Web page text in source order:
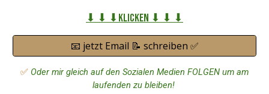
⬇ ⬇ ⬇Klicken ⬇ ⬇ ⬇
📧 jetzt Email 📝 schreiben ✅
✅ Oder mir gleich auf den Sozialen Medien FOLGEN um am
laufenden zu bleiben!